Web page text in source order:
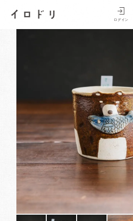
イロドリ
ログイン